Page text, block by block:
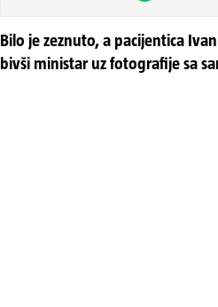
Bilo je zeznuto, a pacijentica
bivši ministar uz fotografije sa